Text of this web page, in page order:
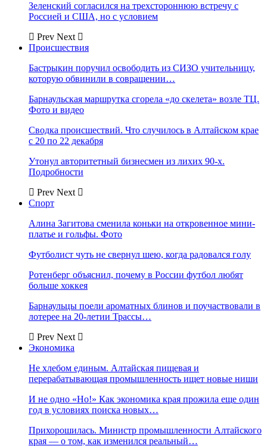
Зеленский согласился на трехстороннюю встречу с
Россией и США, но с условием
Prev Next
Происшествия
Бастрыкин поручил освободить из СИЗО учительницу,
которую обвинили в совращении…
Барнаульская маршрутка сгорела «до скелета» возле ТЦ.
Фото и видео
Сводка происшествий. Что случилось в Алтайском крае
с 20 по 22 декабря
Утонул авторитетный бизнесмен из лихих 90-х.
Подробности
Prev Next
Спорт
Алина Загитова сменила коньки на откровенное мини-
платье и гольфы. Фото
Футболист чуть не свернул шею, когда радовался голу
Ротенберг объяснил, почему в России футбол любят
больше хоккея
Барнаульцы поели ароматных блинов и поучаствовали в
лотерее на 20-летии Трассы…
Prev Next
Экономика
Не хлебом единым. Алтайская пищевая и
перерабатывающая промышленность ищет новые ниши
И не одно «Но!» Как экономика края прожила еще один
год в условиях поиска новых…
Прихорошилась. Министр промышленности Алтайского
края — о том, как изменился реальный…